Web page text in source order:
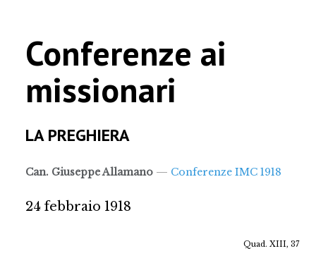
CONFONDATORE
PREGHIERE
SPIRITUALITÀ
RICERCARE...
Conferenze ai
missionari
LA PREGHIERA
Can. Giuseppe Allamano Conferenze IMC 1918
24 febbraio 1918
Quad. XIII, 37